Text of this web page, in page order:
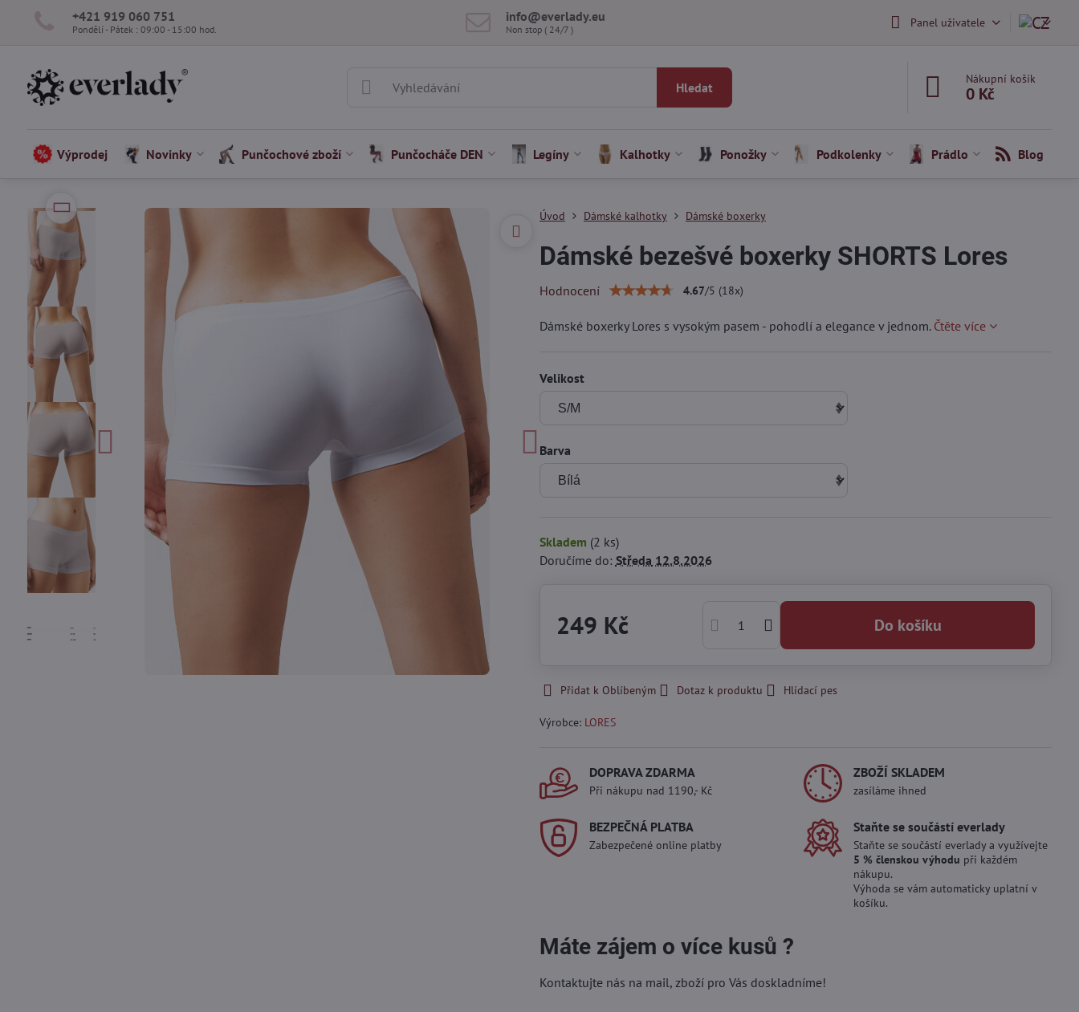
+421 919 060 751
Pondělí - Pátek : 09:00 - 15:00 hod.
info​@everlady​.eu
Non stop ( 24/7 ) Panel uživatele
Hledat
Nákupní košík
0 Kč
Výprodej Novinky Punčochové zboží Punčocháče DEN Legíny Kalhotky Ponožky Podkolenky Prádlo Blog
Úvod Dámské kalhotky Dámské boxerky
Dámské bezešvé boxerky SHORTS Lores
Hodnocení 4.67/5 (18x)
Dámské boxerky Lores s vysokým pasem - pohodlí a elegance v jednom. Čtěte více
Velikost
Barva
Skladem (2 ks)
Doručíme do: Středa 12.8.2026
249 Kč Do košíku
Přidat k Oblíbeným Dotaz k produktu Hlídací pes
Výrobce: LORES
DOPRAVA ZDARMA
Při nákupu nad 1190,- Kč
ZBOŽÍ SKLADEM
zasíláme ihned
BEZPEČNÁ PLATBA
Zabezpečené online platby
Staňte se součástí everlady
Staňte se součástí everlady a využívejte
5 % členskou výhodu při každém
nákupu.
Výhoda se vám automaticky uplatní v
košíku.
Máte zájem o více kusů ?
Kontaktujte nás na mail, zboží pro Vás doskladníme!